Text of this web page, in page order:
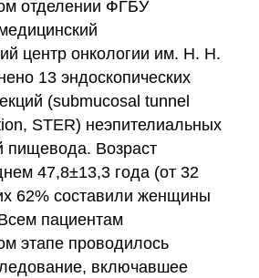
отделении ФГБУ
центр онкологии им. Н. Н.
13 эндоскопических
(submucosal tunnel
STER) неэпителиальных
пищевода. Возраст
47,8±13,3 года (от 32
62% составили женщины
пациентам
этапе проводилось
включавшее